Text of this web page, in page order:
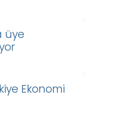
üye
Ekonomi